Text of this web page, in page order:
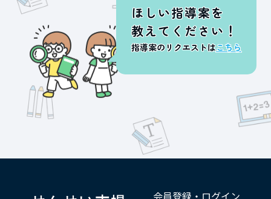
ほしい指導案を
教えてください！
指導案のリクエストはこちら
会員登録・ログイン